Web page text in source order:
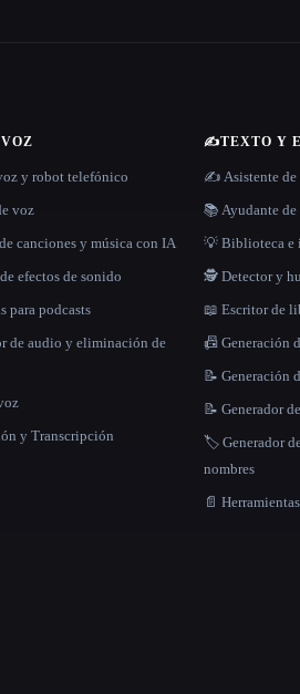
y robot telefónico
voz
canciones y música con IA
efectos de sonido
para podcasts
de audio y eliminación de
y Transcripción
✍️TEXTO Y
✍️ Asistente de
📚 Ayudante de
💡 Biblioteca e
🕵️ Detector y
📖 Escritor de
📠 Generación
📝 Generación
📝 Generador
🏷️ Generador
nombres
📄